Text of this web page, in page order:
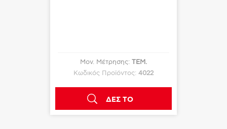
Μον. Μέτρησης: ΤΕΜ.
Κωδικός Προϊόντος: 4022
ΔΕΣ ΤΟ